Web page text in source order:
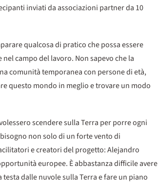
inviati da associazioni partner da 10
qualcosa di pratico che possa essere
campo del lavoro. Non sapevo che la
comunità temporanea con persone di età,
questo mondo in meglio e trovare un modo
scendere sulla Terra per porre ogni
non solo di un forte vento di
e creatori del progetto: Alejandro
europee. È abbastanza difficile avere
dalle nuvole sulla Terra e fare un piano